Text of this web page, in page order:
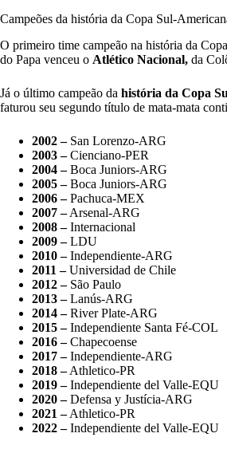
Campeões da história da Copa Sul-
O primeiro time campeão na história da
do Papa venceu o Atlético Nacional, da
Já o último campeão da história da Copa
faturou seu segundo título de mata-mata
2002 –San Lorenzo-ARG
2003 –Cienciano-PER
2004 –Boca Juniors-ARG
2005 –Boca Juniors-ARG
2006 –Pachuca-MEX
2007 –Arsenal-ARG
2008 –Internacional
2009 –LDU
2010 –Independiente-ARG
2011 –Universidad de Chile
2012 –São Paulo
2013 –Lanús-ARG
2014 –River Plate-ARG
2015 –Independiente Santa Fé-COL
2016 –Chapecoense
2017 –Independiente-ARG
2018 –Athletico-PR
2019 –Independiente del Valle-EQU
2020 –Defensa y Justícia-ARG
2021 –Athletico-PR
2022 –Independiente del Valle-EQU